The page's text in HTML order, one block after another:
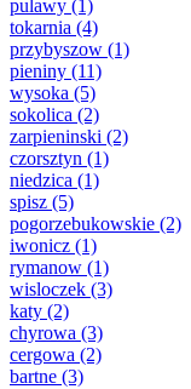
pulawy (1)
tokarnia (4)
przybyszow (1)
pieniny (11)
wysoka (5)
sokolica (2)
zarpieninski (2)
czorsztyn (1)
niedzica (1)
spisz (5)
pogorzebukowskie (2)
iwonicz (1)
rymanow (1)
wisloczek (3)
katy (2)
chyrowa (3)
cergowa (2)
bartne (3)